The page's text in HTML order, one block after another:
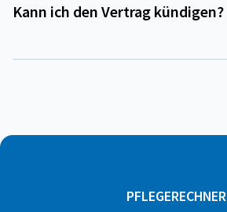
Kann ich den Vertrag kündigen?
PFLEGERECHNER